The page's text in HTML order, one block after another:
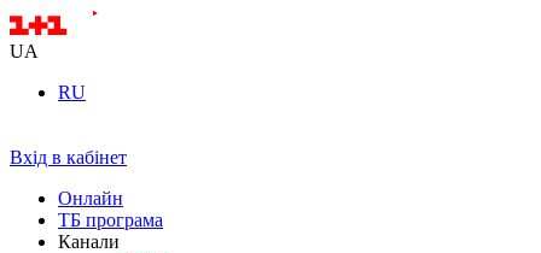
UA
RU
Вхід в кабінет
Онлайн
ТБ програма
Канали